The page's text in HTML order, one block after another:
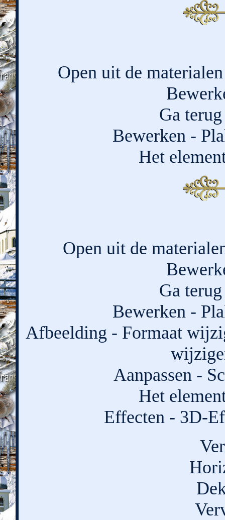
Open uit de
Ga
Bewerken -
Het
Open uit de
Ga
Bewerken -
Afbeelding - Formaat
Aanpassen -
Het
Effecten - 3D-